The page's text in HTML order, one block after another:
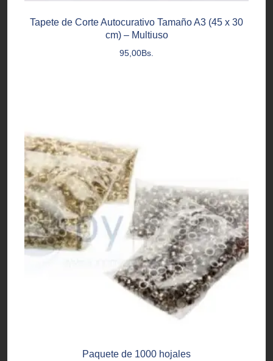
Tapete de Corte Autocurativo Tamaño A3 (45 x 30
cm) – Multiuso
95,00Bs.
Paquete de 1000 hojales